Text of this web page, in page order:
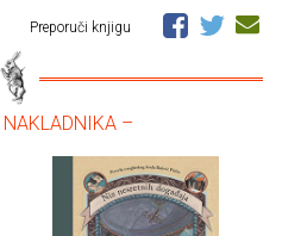
Preporuči knjigu
–